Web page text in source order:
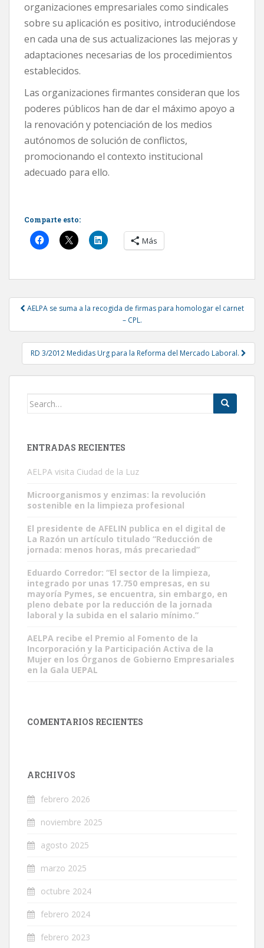
organizaciones empresariales como sindicales
sobre su aplicación es positivo, introduciéndose
en cada una de sus actualizaciones las mejoras y
adaptaciones necesarias de los procedimientos
establecidos.
Las organizaciones firmantes consideran que los
poderes públicos han de dar el máximo apoyo a
la renovación y potenciación de los medios
autónomos de solución de conflictos,
promocionando el contexto institucional
adecuado para ello.
Comparte esto:
Más
PostAELPA se suma a la recogida de firmas para homologar el carnet
– CPL.
RD 3/2012 Medidas Urg para la Reforma del Mercado Laboral.
Search
ENTRADAS RECIENTES
AELPA visita Ciudad de la Luz
Microorganismos y enzimas: la revolución
sostenible en la limpieza profesional
El presidente de AFELIN publica en el digital de
La Razón un artículo titulado “Reducción de
jornada: menos horas, más precariedad”
Eduardo Corredor: “El sector de la limpieza,
integrado por unas 17.750 empresas, en su
mayoría Pymes, se encuentra, sin embargo, en
pleno debate por la reducción de la jornada
laboral y la subida en el salario mínimo.”
AELPA recibe el Premio al Fomento de la
Incorporación y la Participación Activa de la
Mujer en los Órganos de Gobierno Empresariales
en la Gala UEPAL
COMENTARIOS RECIENTES
ARCHIVOS
febrero 2026
noviembre 2025
agosto 2025
marzo 2025
octubre 2024
febrero 2024
febrero 2023